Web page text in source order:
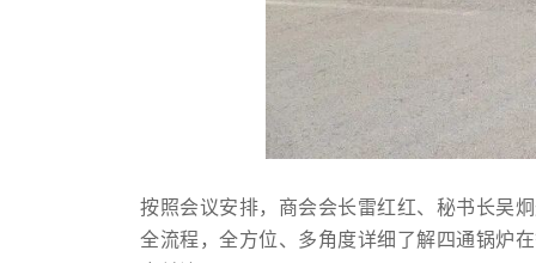
按照会议安排，商会会长雷红红、秘书长吴
全流程，全方位、多角度详细了解四通锅炉